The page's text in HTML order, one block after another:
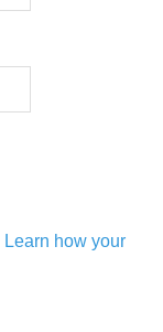
Learn how your